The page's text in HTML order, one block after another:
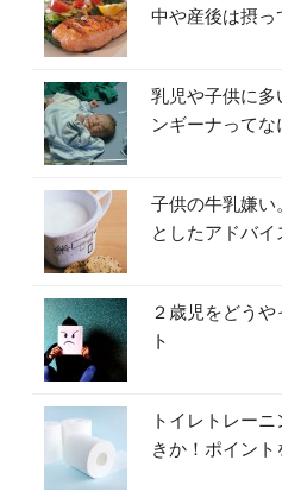
中や産後は摂っ
乳児や子供に
ンギーナってな
子供の牛乳嫌い
としたアドバイ
２歳児をどう
ト
トイレトレー
きか！ポイント